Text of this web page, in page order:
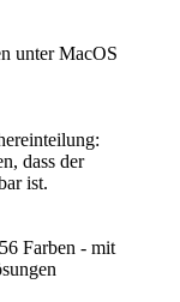
unter MacOS
dass der
ist.
Farben - mit